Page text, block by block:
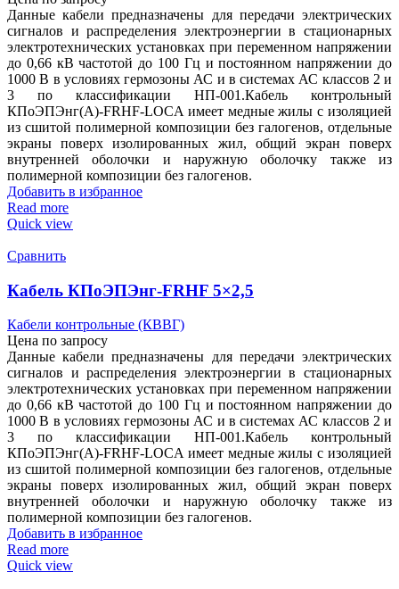
Данные кабели предназначены для передачи электрических
сигналов и распределения электроэнергии в стационарных
электротехнических установках при переменном напряжении
до 0,66 кВ частотой до 100 Гц и постоянном напряжении до
1000 В в условиях гермозоны АС и в системах АС классов 2 и
3 по классификации НП-001.Кабель контрольный
КПоЭПЭнг(А)-FRHF-LOCA имеет медные жилы с изоляцией
из сшитой полимерной композиции без галогенов, отдельные
экраны поверх изолированных жил, общий экран поверх
внутренней оболочки и наружную оболочку также из
полимерной композиции без галогенов.
Добавить в избранное
Read more
Quick view
Сравнить
Кабель КПоЭПЭнг-FRHF 5×2,5
Кабели контрольные (КВВГ)
Цена по запросу
Данные кабели предназначены для передачи электрических
сигналов и распределения электроэнергии в стационарных
электротехнических установках при переменном напряжении
до 0,66 кВ частотой до 100 Гц и постоянном напряжении до
1000 В в условиях гермозоны АС и в системах АС классов 2 и
3 по классификации НП-001.Кабель контрольный
КПоЭПЭнг(А)-FRHF-LOCA имеет медные жилы с изоляцией
из сшитой полимерной композиции без галогенов, отдельные
экраны поверх изолированных жил, общий экран поверх
внутренней оболочки и наружную оболочку также из
полимерной композиции без галогенов.
Добавить в избранное
Read more
Quick view